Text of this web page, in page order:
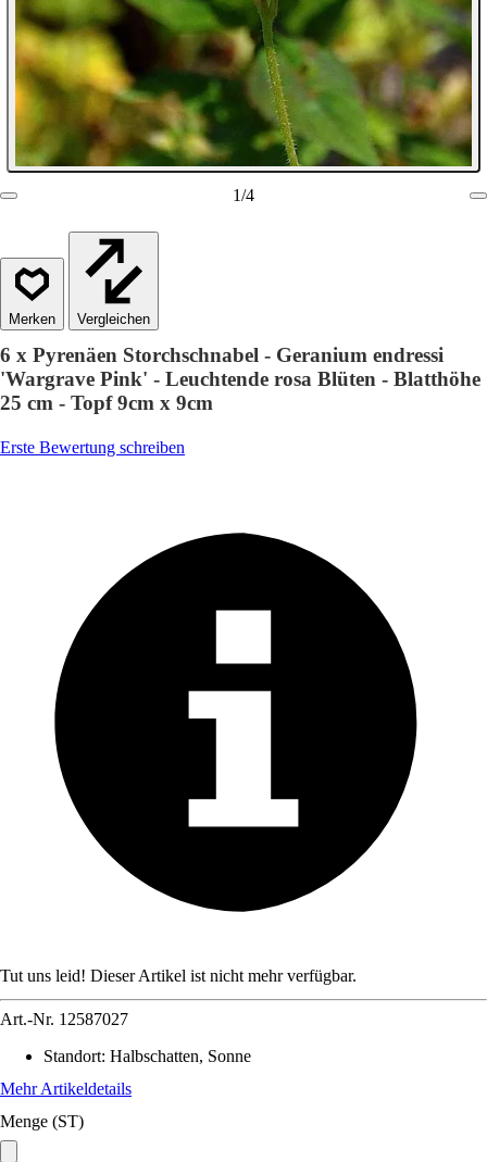
1/4
Vergleichen
6 x Pyrenäen Storchschnabel - Geranium endressi
'Wargrave Pink' - Leuchtende rosa Blüten - Blatthöhe
25 cm - Topf 9cm x 9cm
Erste Bewertung schreiben
Tut uns leid! Dieser Artikel ist nicht mehr verfügbar.
Art.-Nr. 12587027
Standort: Halbschatten, Sonne
Mehr Artikeldetails
Menge (ST)